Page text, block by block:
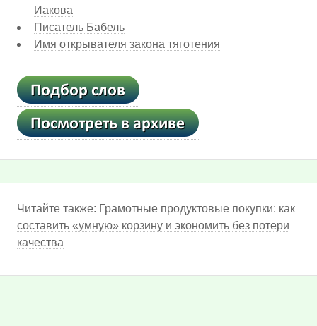
Иакова
Писатель Бабель
Имя открывателя закона тяготения
Читайте также: Грамотные продуктовые покупки: как
составить «умную» корзину и экономить без потери
качества